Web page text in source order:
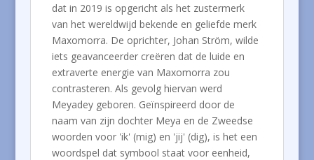
dat in 2019 is opgericht als het zustermerk
van het wereldwijd bekende en geliefde merk
Maxomorra. De oprichter, Johan Ström, wilde
iets geavanceerder creëren dat de luide en
extraverte energie van Maxomorra zou
contrasteren. Als gevolg hiervan werd
Meyadey geboren. Geïnspireerd door de
naam van zijn dochter Meya en de Zweedse
woorden voor 'ik' (mig) en 'jij' (dig), is het een
woordspel dat symbool staat voor eenheid,